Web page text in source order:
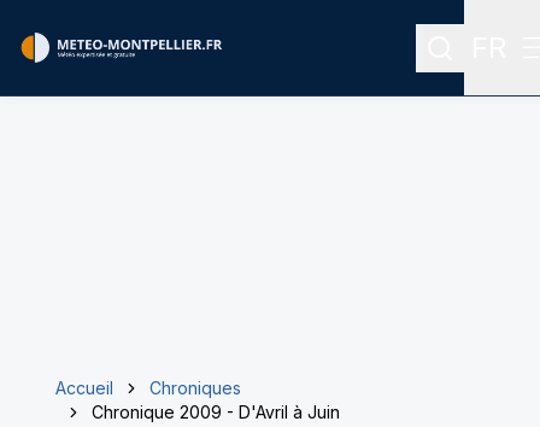
Accueil
Chroniques
Chronique 2009 - D'Avril à Juin